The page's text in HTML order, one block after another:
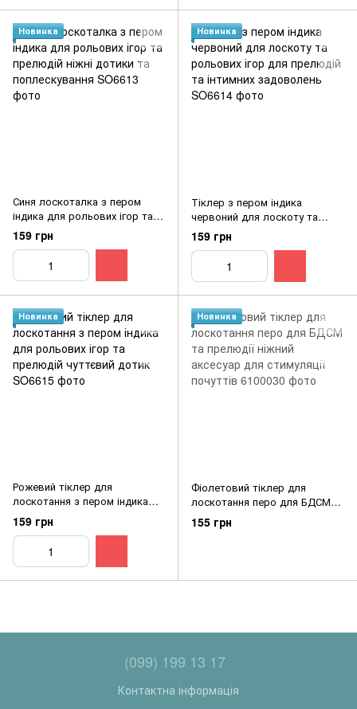
Новинка
Синя лоскоталка з пером
індика для рольових ігор та
прелюдій ніжні дотики та
поплескування
159 грн
Новинка
Тіклер з пером індика
червоний для лоскоту та
рольових ігор для прелюдій
та інтимних задоволень
159 грн
Новинка
Рожевий тіклер для
лоскотання з пером індика
для рольових ігор та
прелюдій чуттєвий дотик
159 грн
Новинка
Фіолетовий тіклер для
лоскотання перо для БДСМ
та прелюдії ніжний аксесуар
для стимуляції почуттів
155 грн
(099) 199 13 17
Контактна інформація